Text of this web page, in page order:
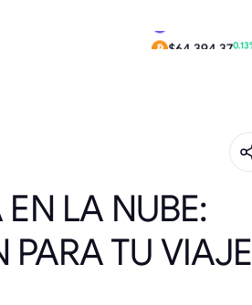
$0.2761
LA NUBE:
TU VIAJE